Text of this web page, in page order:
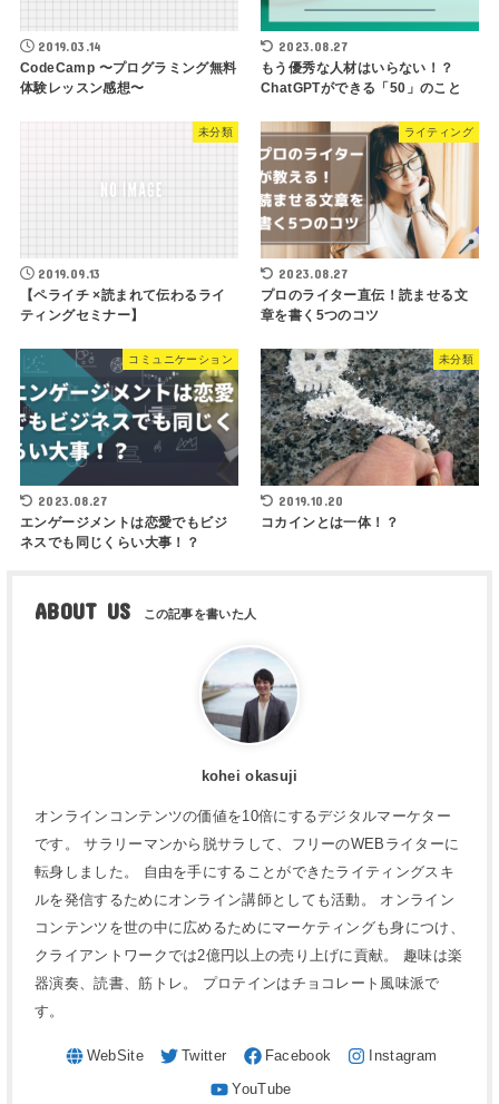
2019.03.14
CodeCamp 〜プログラミング無料
体験レッスン感想〜
2023.08.27
もう優秀な人材はいらない！？
ChatGPTができる「50」のこと
未分類
2019.09.13
【ペライチ ×読まれて伝わるライ
ティングセミナー】
ライティング
2023.08.27
プロのライター直伝！読ませる文
章を書く5つのコツ
コミュニケーション
2023.08.27
エンゲージメントは恋愛でもビジ
ネスでも同じくらい大事！？
未分類
2019.10.20
コカインとは一体！？
ABOUT US
kohei okasuji
オンラインコンテンツの価値を10倍にするデジタルマーケター
です。 サラリーマンから脱サラして、フリーのWEBライターに
転身しました。 自由を手にすることができたライティングスキ
ルを発信するためにオンライン講師としても活動。 オンライン
コンテンツを世の中に広めるためにマーケティングも身につけ、
クライアントワークでは2億円以上の売り上げに貢献。 趣味は楽
器演奏、読書、筋トレ。 プロテインはチョコレート風味派で
す。